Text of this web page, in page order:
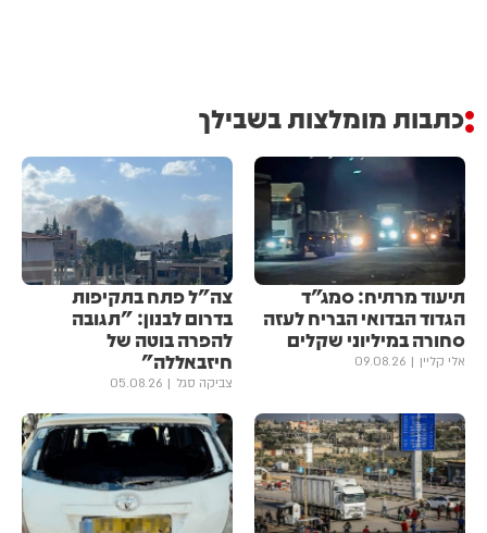
כתבות מומלצות בשבילך
תיעוד מרתיח: סמג״ד
הגדוד הבדואי הבריח לעזה
סחורה במיליוני שקלים
אלי קליין 09.08.26
צה"ל פתח בתקיפות
בדרום לבנון: "תגובה
להפרה בוטה של
חיזבאללה"
צביקה סגל 05.08.26